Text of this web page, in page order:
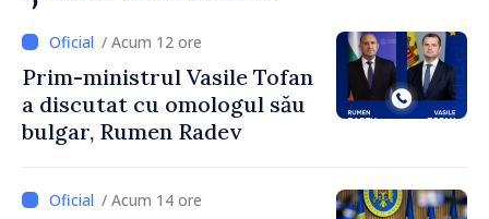
/ Acum 12 ore
Prim-ministrul Vasile Tofan
a discutat cu omologul său
bulgar, Rumen Radev
/ Acum 14 ore